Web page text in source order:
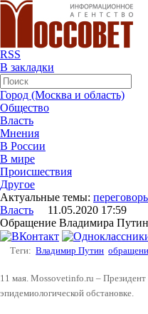
RSS
В закладки
Город (Москва и область)
Общество
Власть
Мнения
В России
В мире
Происшествия
Другое
Актуальные темы:
Власть 11.05.2020 17:59
Обращение Владимира
Теги: Владимир Путин
11 мая. Mossovetinfo.ru –
эпидемиологической обстановке.